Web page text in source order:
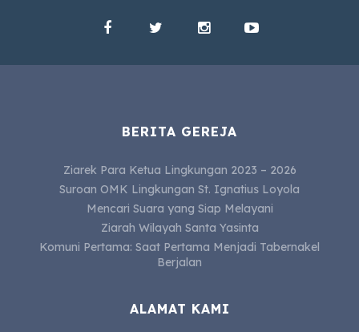
BERITA GEREJA
Ziarek Para Ketua Lingkungan 2023 – 2026
Suroan OMK Lingkungan St. Ignatius Loyola
Mencari Suara yang Siap Melayani
Ziarah Wilayah Santa Yasinta
Komuni Pertama: Saat Pertama Menjadi Tabernakel
Berjalan
ALAMAT KAMI